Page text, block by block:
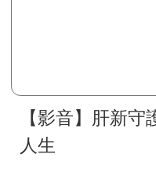
【影音】肝新守
人生